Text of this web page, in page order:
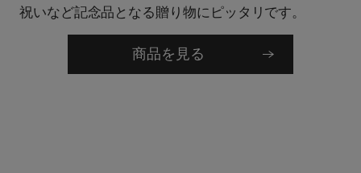
祝いなど記念品となる贈り物にピッタリです。
商品を見る